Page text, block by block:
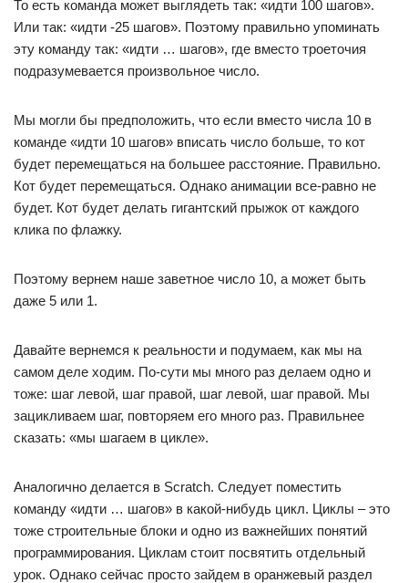
То есть команда может выглядеть так: «идти 100 шагов».
Или так: «идти -25 шагов». Поэтому правильно упоминать
эту команду так: «идти … шагов», где вместо троеточия
подразумевается произвольное число.
Мы могли бы предположить, что если вместо числа 10 в
команде «идти 10 шагов» вписать число больше, то кот
будет перемещаться на большее расстояние. Правильно.
Кот будет перемещаться. Однако анимации все-равно не
будет. Кот будет делать гигантский прыжок от каждого
клика по флажку.
Поэтому вернем наше заветное число 10, а может быть
даже 5 или 1.
Давайте вернемся к реальности и подумаем, как мы на
самом деле ходим. По-сути мы много раз делаем одно и
тоже: шаг левой, шаг правой, шаг левой, шаг правой. Мы
зацикливаем шаг, повторяем его много раз. Правильнее
сказать: «мы шагаем в цикле».
Аналогично делается в Scratch. Следует поместить
команду «идти … шагов» в какой-нибудь цикл. Циклы – это
тоже строительные блоки и одно из важнейших понятий
программирования. Циклам стоит посвятить отдельный
урок. Однако сейчас просто зайдем в оранжевый раздел